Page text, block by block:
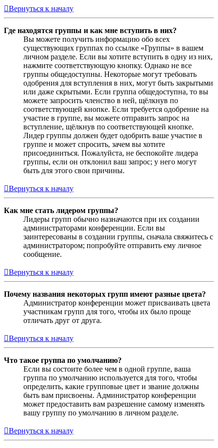
Вернуться к началу
Где находятся группы и как мне вступить в них?
Вы можете получить информацию обо всех
существующих группах по ссылке «Группы» в вашем
личном разделе. Если вы хотите вступить в одну из них,
нажмите соответствующую кнопку. Однако не все
группы общедоступны. Некоторые могут требовать
одобрения для вступления в них, могут быть закрытыми
или даже скрытыми. Если группа общедоступна, то вы
можете запросить членство в ней, щёлкнув по
соответствующей кнопке. Если требуется одобрение на
участие в группе, вы можете отправить запрос на
вступление, щёлкнув по соответствующей кнопке.
Лидер группы должен будет одобрить ваше участие в
группе и может спросить, зачем вы хотите
присоединиться. Пожалуйста, не беспокойте лидера
группы, если он отклонил ваш запрос; у него могут
быть для этого свои причины.
Вернуться к началу
Как мне стать лидером группы?
Лидеры групп обычно назначаются при их создании
администраторами конференции. Если вы
заинтересованы в создании группы, сначала свяжитесь с
администратором; попробуйте отправить ему личное
сообщение.
Вернуться к началу
Почему названия некоторых групп имеют разные цвета?
Администратор конференции может присваивать цвета
участникам групп для того, чтобы их было проще
отличать друг от друга.
Вернуться к началу
Что такое группа по умолчанию?
Если вы состоите более чем в одной группе, ваша
группа по умолчанию используется для того, чтобы
определить, какие групповые цвет и звание должны
быть вам присвоены. Администратор конференции
может предоставить вам разрешение самому изменять
вашу группу по умолчанию в личном разделе.
Вернуться к началу